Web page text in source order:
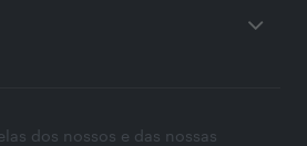
dos nossos e das nossas